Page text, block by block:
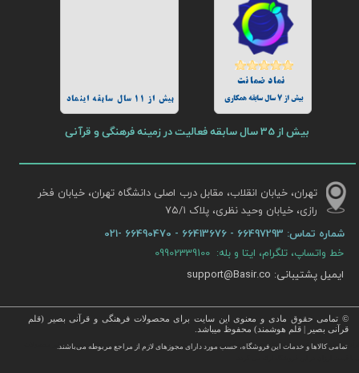
© تمامی حقوق مادی و معنوی این سایت برای محصولات فرهنگی و قرآنی بصیر (قلم
قرآنی بصیر | قلم هوشمند) محفوظ میباشد.
تمامی كالاها و خدمات این فروشگاه، حسب مورد دارای مجوزهای لازم از مراجع مربوطه می‌باشند.
، انواع قلم قرآنی ، انواع کتاب نفیس و قرآن نفیس , قرآن عروس , کتب نفیس و معطر , کتاب چرمی و سایر محصولات
بیش از 11 سال سابقه اینماد
بیش از 35 سال سابقه فعالیت در زمینه فرهنگی و قرآنی
بیش از 7 سال سابقه همکاری
تهران، خیابان انقلاب، مقابل درب اصلی دانشگاه تهران، خیابان فخر
رازی، خیابان وحید نظری، پلاک ۷۵/۱​​​​​​​
شماره تماس:
خط واتساپ، تلگرام، ایتا و بله: 09902339100
ایمیل پشتیبانی: support@Basir.co